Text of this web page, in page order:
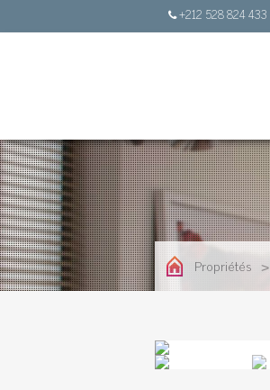
+212 528 824 433
Propriétés >